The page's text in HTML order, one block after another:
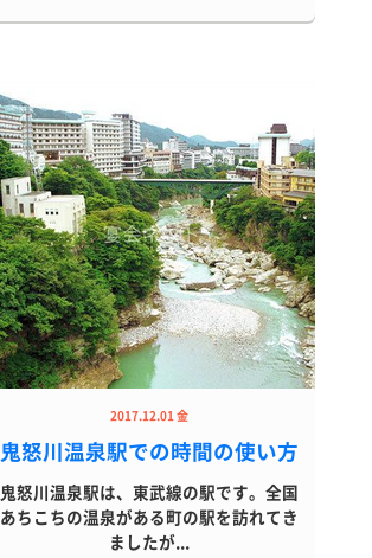
2017.12.01 金
鬼怒川温泉駅での時間の使い方
鬼怒川温泉駅は、東武線の駅です。全国
あちこちの温泉がある町の駅を訪れてき
ましたが...